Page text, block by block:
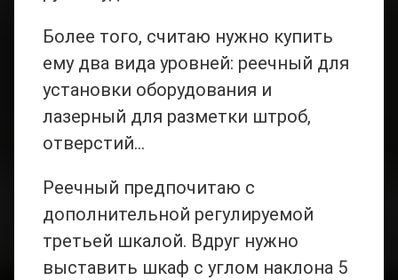
Более того, считаю нужно купить
ему два вида уровней: реечный для
установки оборудования и
лазерный для разметки штроб,
отверстий…
Реечный предпочитаю с
дополнительной регулируемой
третьей шкалой. Вдруг нужно
выставить шкаф с углом наклона 5